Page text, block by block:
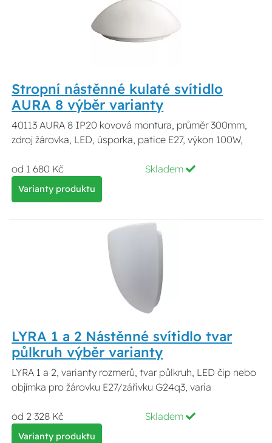
Stropní nástěnné kulaté svítidlo
AURA 8 výběr varianty
40113 AURA 8 IP20 kovová montura, průměr 300mm,
zdroj žárovka, LED, úsporka, patice E27, výkon 100W,
od 1 680 Kč Skladem
Varianty produktu
LYRA 1 a 2 Nástěnné svítidlo tvar
půlkruh výběr varianty
LYRA 1 a 2, varianty rozmerů, tvar půlkruh, LED čip nebo
objímka pro žárovku E27/zářivku G24q3, varia
od 2 328 Kč Skladem
Varianty produktu